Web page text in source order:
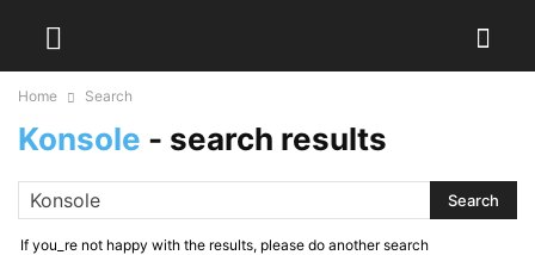
Home Search
Konsole - search results
If you_re not happy with the results, please do another search